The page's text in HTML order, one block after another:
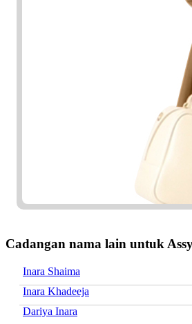
Cadangan nama lain untuk
Inara Shaima
Inara Khadeeja
Dariya Inara